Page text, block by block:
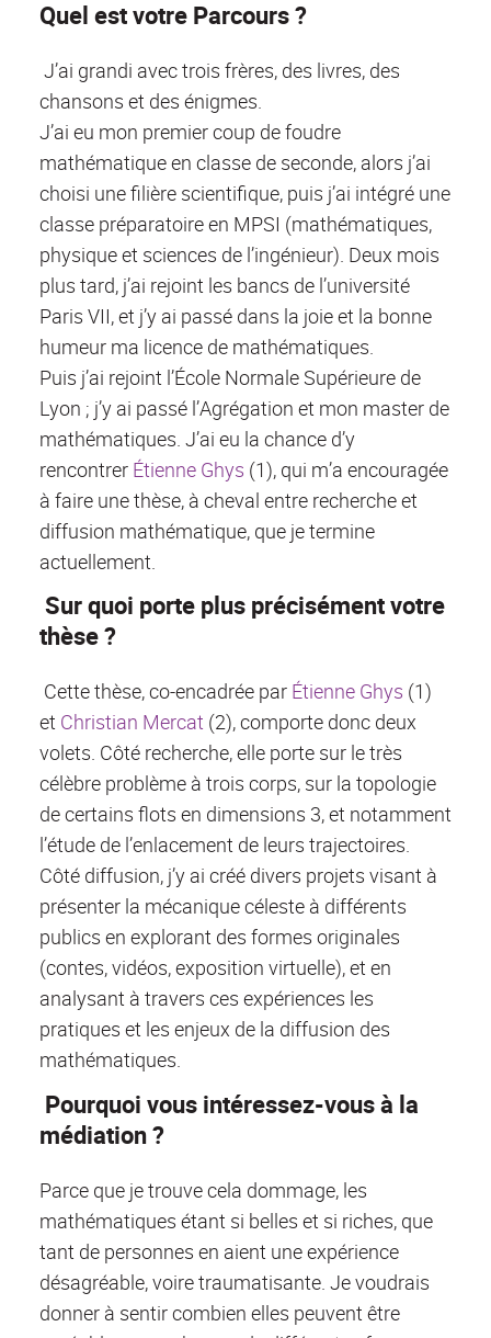
Quel est votre Parcours ?
J’ai grandi avec trois frères, des livres, des
chansons et des énigmes.
J’ai eu mon premier coup de foudre
mathématique en classe de seconde, alors j’ai
choisi une filière scientifique, puis j’ai intégré une
classe préparatoire en MPSI (mathématiques,
physique et sciences de l’ingénieur). Deux mois
plus tard, j’ai rejoint les bancs de l’université
Paris VII, et j’y ai passé dans la joie et la bonne
humeur ma licence de mathématiques.
Puis j’ai rejoint l’École Normale Supérieure de
Lyon ; j’y ai passé l’Agrégation et mon master de
mathématiques. J’ai eu la chance d’y
rencontrer Étienne Ghys (1), qui m’a encouragée
à faire une thèse, à cheval entre recherche et
diffusion mathématique, que je termine
actuellement.
Sur quoi porte plus précisément votre
thèse ?
Cette thèse, co-encadrée par Étienne Ghys (1)
et Christian Mercat (2), comporte donc deux
volets. Côté recherche, elle porte sur le très
célèbre problème à trois corps, sur la topologie
de certains flots en dimensions 3, et notamment
l’étude de l’enlacement de leurs trajectoires.
Côté diffusion, j’y ai créé divers projets visant à
présenter la mécanique céleste à différents
publics en explorant des formes originales
(contes, vidéos, exposition virtuelle), et en
analysant à travers ces expériences les
pratiques et les enjeux de la diffusion des
mathématiques.
Pourquoi vous intéressez-vous à la
médiation ?
Parce que je trouve cela dommage, les
mathématiques étant si belles et si riches, que
tant de personnes en aient une expérience
désagréable, voire traumatisante. Je voudrais
donner à sentir combien elles peuvent être